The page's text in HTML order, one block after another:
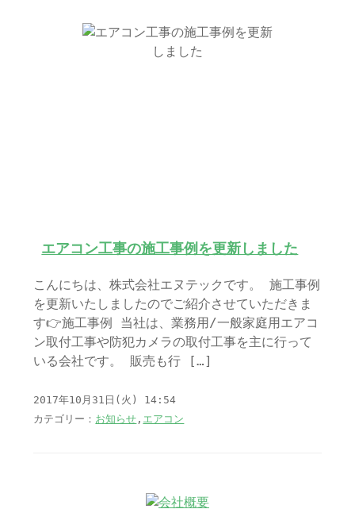
エアコン工事の施工事例を更新しました
こんにちは、株式会社エヌテックです。 施工事例
を更新いたしましたのでご紹介させていただきま
す👉施工事例 当社は、業務用/一般家庭用エアコ
ン取付工事や防犯カメラの取付工事を主に行って
いる会社です。 販売も行 […]
2017年10月31日(火) 14:54
カテゴリー： お知らせ , エアコン